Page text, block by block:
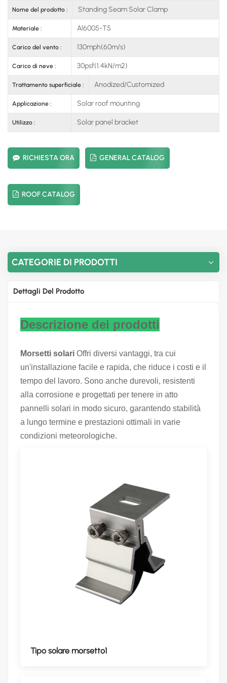
Nome del prodotto : Standing Seam Solar Clamp
Materiale : Al6005-T5
Carico del vento : 130mph(60m/s)
Carico di neve : 30psf(1.4kN/m2)
Trattamento superficiale : Anodized/Customized
Applicazione : Solar roof mounting
Utilizzo : Solar panel bracket
RICHIESTA ORA GENERAL CATALOG
ROOF CATALOG
CATEGORIE DI PRODOTTI
Dettagli Del Prodotto
Descrizione dei prodotti
Morsetti solari Offri diversi vantaggi, tra cui
un'installazione facile e rapida, che riduce i costi e il
tempo del lavoro. Sono anche durevoli, resistenti
alla corrosione e progettati per tenere in atto
pannelli solari in modo sicuro, garantendo stabilità
a lungo termine e prestazioni ottimali in varie
condizioni meteorologiche.
Tipo solare morsetto1